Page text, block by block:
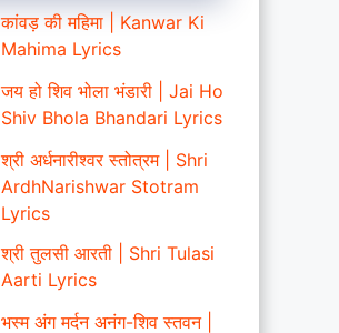
कांवड़ की महिमा | Kanwar Ki
Mahima Lyrics
जय हो शिव भोला भंडारी | Jai Ho
Shiv Bhola Bhandari Lyrics
श्री अर्धनारीश्वर स्तोत्रम | Shri
ArdhNarishwar Stotram
Lyrics
श्री तुलसी आरती | Shri Tulasi
Aarti Lyrics
भस्म अंग मर्दन अनंग-शिव स्तवन |